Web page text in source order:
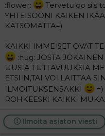
:flower:
Tervetuloo siis
YHTEISÖÖNI KAIKEN
KATSOMATTA=)
KAIKKI IMMEISET OVAT
:hug: JOSTA
UUSIA TUTTAVUUKSIA
ETSIIN,TAI VOI LAITTAA
ILMOITUKSENSAKKI
ROHKEESKI KAIKKI
Ilmoita asiaton viesti